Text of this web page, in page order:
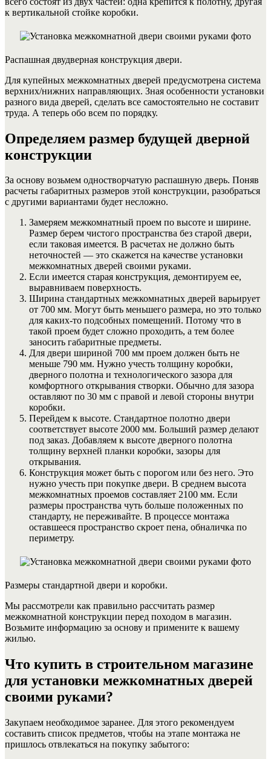
к вертикальной стойке коробки.
Распашная двудверная конструкция двери.
Для купейных межкомнатных дверей предусмотрена система
верхних/нижних направляющих. Зная особенности установки
разного вида дверей, сделать все самостоятельно не составит
труда. А теперь обо всем по порядку.
Определяем размер будущей дверной
конструкции
За основу возьмем одностворчатую распашную дверь. Поняв
расчеты габаритных размеров этой конструкции, разобраться
с другими вариантами будет несложно.
Замеряем межкомнатный проем по высоте и ширине.
Размер берем чистого пространства без старой двери,
если таковая имеется. В расчетах не должно быть
неточностей — это скажется на качестве установки
межкомнатных дверей своими руками.
Если имеется старая конструкция, демонтируем ее,
выравниваем поверхность.
Ширина стандартных межкомнатных дверей варьирует
от 700 мм. Могут быть меньшего размера, но это только
для каких-то подсобных помещений. Потому что в
такой проем будет сложно проходить, а тем более
заносить габаритные предметы.
Для двери шириной 700 мм проем должен быть не
меньше 790 мм. Нужно учесть толщину коробки,
дверного полотна и технологического зазора для
комфортного открывания створки. Обычно для зазора
оставляют по 30 мм с правой и левой стороны внутри
коробки.
Перейдем к высоте. Стандартное полотно двери
соответствует высоте 2000 мм. Больший размер делают
под заказ. Добавляем к высоте дверного полотна
толщину верхней планки коробки, зазоры для
открывания.
Конструкция может быть с порогом или без него. Это
нужно учесть при покупке двери. В среднем высота
межкомнатных проемов составляет 2100 мм. Если
размеры пространства чуть больше положенных по
стандарту, не переживайте. В процессе монтажа
оставшееся пространство скроет пена, обналичка по
периметру.
Размеры стандартной двери и коробки.
Мы рассмотрели как правильно рассчитать размер
межкомнатной конструкции перед походом в магазин.
Возьмите информацию за основу и примените к вашему
жилью.
Что купить в строительном магазине
для установки межкомнатных дверей
своими руками?
Закупаем необходимое заранее. Для этого рекомендуем
составить список предметов, чтобы на этапе монтажа не
пришлось отвлекаться на покупку забытого: